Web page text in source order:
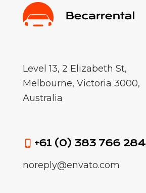
Level 13, 2 Elizabeth St,
Melbourne, Victoria 3000,
Australia
+61 (0) 383 766 284
noreply@envato.com